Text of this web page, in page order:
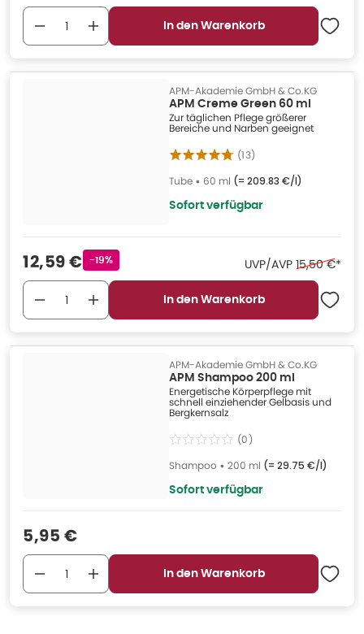
In den Warenkorb
APM-Akademie GmbH & Co.KG
APM Creme Green 60 ml
Zur täglichen Pflege größerer
Bereiche und Narben geeignet
(13)
Tube • 60 ml (= 209.83 €/l)
Sofort verfügbar
Verkaufspreis
12,59 € Rabattstempel
-19% UVP/AVP Ehemaliger
15,50 €*
In den Warenkorb
APM-Akademie GmbH & Co.KG
APM Shampoo 200 ml
Energetische Körperpflege mit
schnell einziehender Gelbasis und
Bergkernsalz
(0)
Shampoo • 200 ml (= 29.75 €/l)
Sofort verfügbar
Verkaufspreis
5,95 €
In den Warenkorb